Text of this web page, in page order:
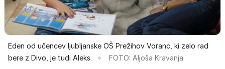
Eden od učencev ljubljanske OŠ Prežihov Voranc, ki zelo rad
bere z Divo, je tudi Aleks.
FOTO: Aljoša Kravanja